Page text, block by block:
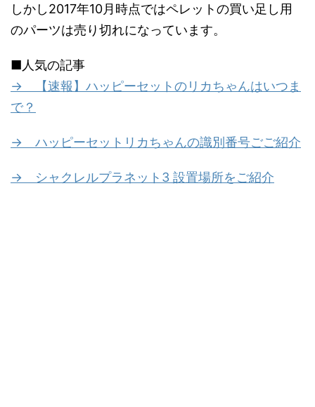
しかし2017年10月時点ではペレットの買い足し用
のパーツは売り切れになっています。
■人気の記事
→ 【速報】ハッピーセットのリカちゃんはいつま
で？
→ ハッピーセットリカちゃんの識別番号ごご紹介
→ シャクレルプラネット3 設置場所をご紹介